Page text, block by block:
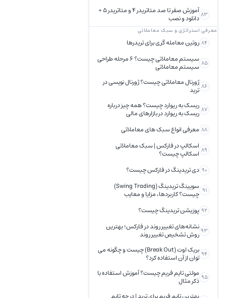
83 آموزش صفر تا صد متاتریدر 4 و متاتریدر 5 +
دانلود و نصب
معرفی استراتژی و سبک معاملاتی
84 روتین معامله گری برای تریدرها
85 سیستم معاملاتی چیست؟ 6 مرحله طراحی
سیستم معاملاتی
86 ژورنال معاملاتی چیست؟ ژورنال نویسی در
ترید
87 ریسک به ریوارد چیست؟ همه چیز درباره
ریسک به ریوارد در بازارهای مالی
88 معرفی انواع سبک های معاملاتی
89 اسکالپ در فارکس | سبک معاملاتی
اسکالپ چیست؟
90 دی تریدینگ در فارکس چیست؟
91 سویینگ تریدینگ (Swing Trading)
چیست؟ کاربردها، مزایا و معایب
92 پوزیشن تریدینگ چیست؟
93نشانه‌های تغییر روند در فارکس؛ بهترین
روش تشخیص تغییر روند
94 بریک اوت (Break Out) چیست و چگونه می
توان از آن استفاده کرد؟
95 مولتی تایم فریم چیست؟ آموزش استفاده با
ذکر مثال